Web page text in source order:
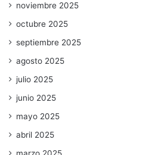
noviembre 2025
octubre 2025
septiembre 2025
agosto 2025
julio 2025
junio 2025
mayo 2025
abril 2025